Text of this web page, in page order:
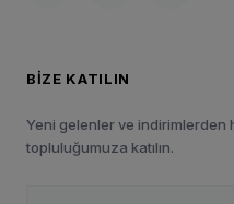
BIZE KATILIN
Yeni gelenler ve indirimlerden
topluluğumuza katılın.